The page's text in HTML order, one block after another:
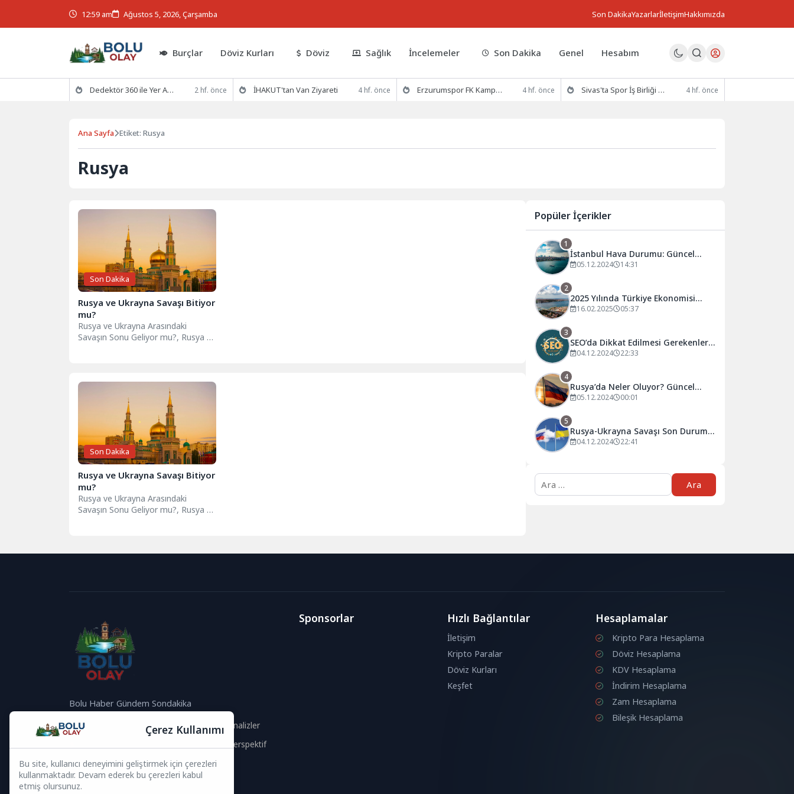
12:59 am Ağustos 5, 2026, Çarşamba Son DakikaYazarlarİletişimHakkımızda
Burçlar Döviz Kurları Döviz Sağlık İncelemeler Son Dakika Genel Hesabım
Dedektör 360 ile Yer Altının Gizemlerini Keşfedin 2 hf. önce İHAKUT'tan Van Ziyareti 4 hf. önce Erzurumspor FK Kamp Hazırlıklarına Devam Ediyor 4 hf. önce Sivas'ta Spor İş Birliği Protokolü İmzalandı 4 hf. önce
Ana Sayfa Etiket: Rusya
Rusya
Son Dakika
Rusya ve Ukrayna Savaşı Bitiyor
mu?
Rusya ve Ukrayna Arasındaki
Savaşın Sonu Geliyor mu?, Rusya ve
Son Dakika
Rusya ve Ukrayna Savaşı Bitiyor
mu?
Rusya ve Ukrayna Arasındaki
Savaşın Sonu Geliyor mu?, Rusya ve
Popüler İçerikler
1
İstanbul Hava Durumu: Güncel
Tahminler ve Öneriler
05.12.2024 14:31
2
2025 Yılında Türkiye Ekonomisi
Nasıl Şekillenecek?
16.02.2025 05:37
3
SEO’da Dikkat Edilmesi Gerekenler:
Başarılı Olmanın Püf Noktaları
04.12.2024 22:33
4
Rusya’da Neler Oluyor? Güncel
Gelişmeler ve Analizler
05.12.2024 00:01
5
Rusya-Ukrayna Savaşı Son Durum:
Güncel Gelişmeler ve Analizler
04.12.2024 22:41
Bolu Haber Gündem Sondakika
Güvenilir İçerik
Güncel Analizler
Global Perspektif
Bizi Takip Edin
Sponsorlar Hızlı Bağlantılar
İletişim
Kripto Paralar
Döviz Kurları
Keşfet
Hesaplamalar
Kripto Para Hesaplama
Döviz Hesaplama
KDV Hesaplama
İndirim Hesaplama
Zam Hesaplama
Bileşik Hesaplama
Çerez Kullanımı
Bu site, kullanıcı deneyimini geliştirmek için çerezleri
kullanmaktadır. Devam ederek bu çerezleri kabul
etmiş olursunuz.